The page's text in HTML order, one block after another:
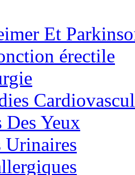
Et
érectile
Des Yeux
Urinaires